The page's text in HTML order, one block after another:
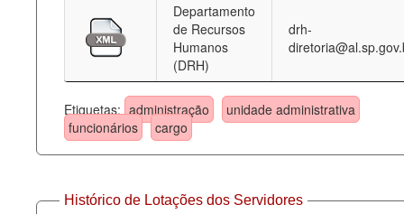
Administração
Legislação
Agenda
Perguntas frequentes
Contato
Departamento
de Recursos
Humanos
(DRH)
drh-
Etiquetas: administração
unidade administrativa
funcionários
cargo
Histórico de Lotações dos Servidores